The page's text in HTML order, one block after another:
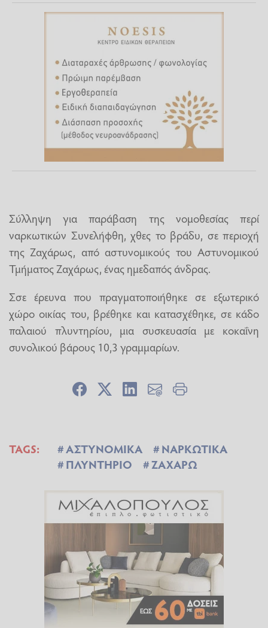
Σύλληψη για παράβαση της νομοθεσίας περί
ναρκωτικών Συνελήφθη, χθες το βράδυ, σε περιοχή
της Ζαχάρως, από αστυνομικούς του Αστυνομικού
Τμήματος Ζαχάρως, ένας ημεδαπός άνδρας.
Σσε έρευνα που πραγματοποιήθηκε σε εξωτερικό
χώρο οικίας του, βρέθηκε και κατασχέθηκε, σε κάδο
παλαιού πλυντηρίου, μια συσκευασία με κοκαΐνη
συνολικού βάρους 10,3 γραμμαρίων.
TAGS: ΑΣΤΥΝΟΜΙΚΑ
ΝΑΡΚΩΤΙΚΑ
ΠΛΥΝΤΗΡΙΟ
ΖΑΧΑΡΩ